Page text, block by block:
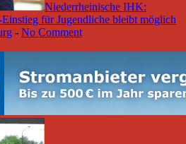
Niederrheinische IHK:
für Jugendliche bleibt möglich
- No Comment